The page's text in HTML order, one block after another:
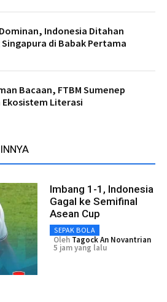
Indonesia Ditahan
di Babak Pertama
Bacaan, FTBM Sumenep
Ekosistem Literasi
Imbang 1-1, Indonesia
Gagal ke Semifinal
Asean Cup
SEPAK BOLA
Oleh Tagock An Novantrian
5 jam yang lalu